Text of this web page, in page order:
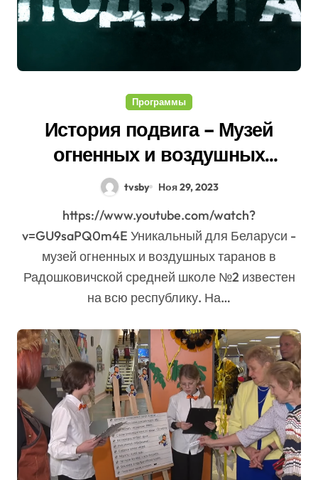
Программы
История подвига – Музей
огненных и воздушных
таранов
tvsby Ноя 29, 2023
https://www.youtube.com/watch?
v=GU9saPQ0m4E Уникальный для Беларуси -
музей огненных и воздушных таранов в
Радошковичской средней школе №2 известен
на всю республику. На…